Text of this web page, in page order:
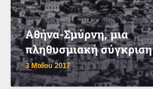
Αθήνα-Σμύρνη, μια
πληθυσμιακή σύγκριση
3 Μαΐου 2017